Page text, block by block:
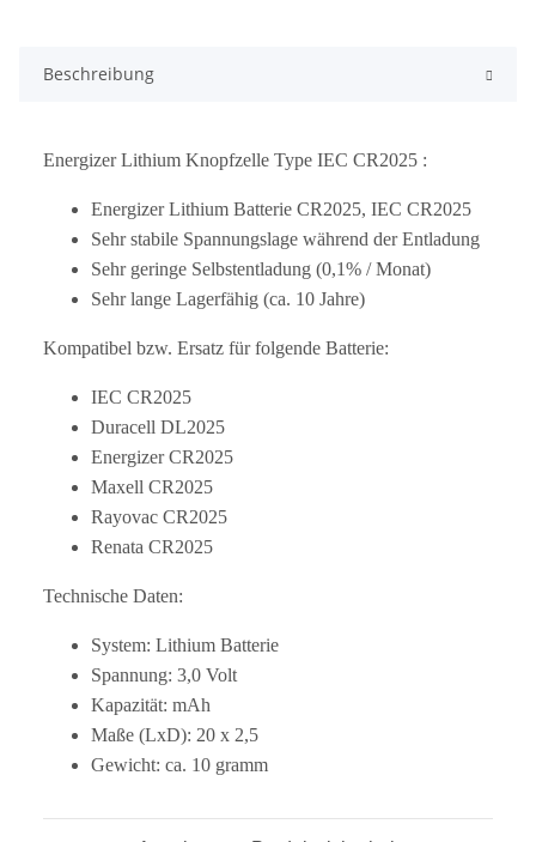
Beschreibung
Energizer Lithium Knopfzelle Type IEC CR2025 :
Energizer Lithium Batterie CR2025, IEC CR2025
Sehr stabile Spannungslage während der Entladung
Sehr geringe Selbstentladung (0,1% / Monat)
Sehr lange Lagerfähig (ca. 10 Jahre)
Kompatibel bzw. Ersatz für folgende Batterie:
IEC CR2025
Duracell DL2025
Energizer CR2025
Maxell CR2025
Rayovac CR2025
Renata CR2025
Technische Daten:
System: Lithium Batterie
Spannung: 3,0 Volt
Kapazität: mAh
Maße (LxD): 20 x 2,5
Gewicht: ca. 10 gramm